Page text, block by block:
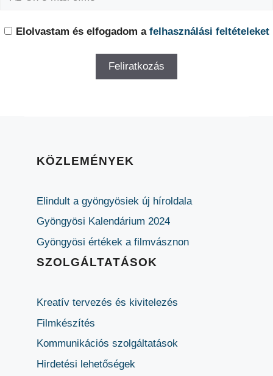
Elolvastam és elfogadom a felhasználási feltételeket
KÖZLEMÉNYEK
Elindult a gyöngyösiek új híroldala
Gyöngyösi Kalendárium 2024
Gyöngyösi értékek a filmvásznon
SZOLGÁLTATÁSOK
Kreatív tervezés és kivitelezés
Filmkészítés
Kommunikációs szolgáltatások
Hirdetési lehetőségek